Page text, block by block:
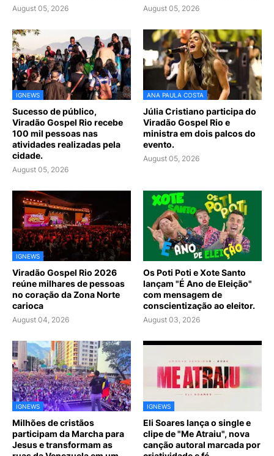
August 05, 2026 August 05, 2026
IGNEWS
Sucesso de público,
Viradão Gospel Rio recebe
100 mil pessoas nas
atividades realizadas pela
cidade.
August 05, 2026
ANA PAULA COSTA
Júlia Cristiano participa do
Viradão Gospel Rio e
ministra em dois palcos do
evento.
August 05, 2026
IGNEWS
Viradão Gospel Rio 2026
reúne milhares de pessoas
no coração da Zona Norte
carioca
August 04, 2026
Os Poti Poti e Xote Santo
lançam "É Ano de Eleição"
com mensagem de
conscientização ao eleitor.
August 03, 2026
IGNEWS
Milhões de cristãos
participam da Marcha para
Jesus e transformam as
IGNEWS
Eli Soares lança o single e
clipe de "Me Atraiu", nova
canção autoral marcada por